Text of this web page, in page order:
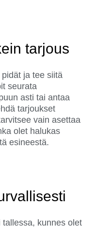
tarjous
ja tee siitä
seurata
asti tai antaa
tarjoukset
vain asettaa
olet halukas
esineestä.
kunnes olet